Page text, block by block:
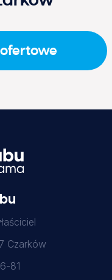
Czarków
81